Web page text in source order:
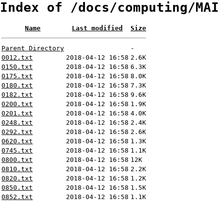
Index of /docs/computing/
Name Last modified Size
Parent Directory
-
0012.txt
2018-04-12 16:58 2.6K
0150.txt
2018-04-12 16:58 6.3K
0175.txt
2018-04-12 16:58 8.0K
0180.txt
2018-04-12 16:58 7.3K
0182.txt
2018-04-12 16:58 9.6K
0200.txt
2018-04-12 16:58 1.9K
0201.txt
2018-04-12 16:58 4.0K
0248.txt
2018-04-12 16:58 2.4K
0292.txt
2018-04-12 16:58 2.6K
0620.txt
2018-04-12 16:58 1.3K
0745.txt
2018-04-12 16:58 1.1K
0800.txt
2018-04-12 16:58 12K
0810.txt
2018-04-12 16:58 2.2K
0820.txt
2018-04-12 16:58 1.2K
0850.txt
2018-04-12 16:58 1.5K
0852.txt
2018-04-12 16:58 1.1K